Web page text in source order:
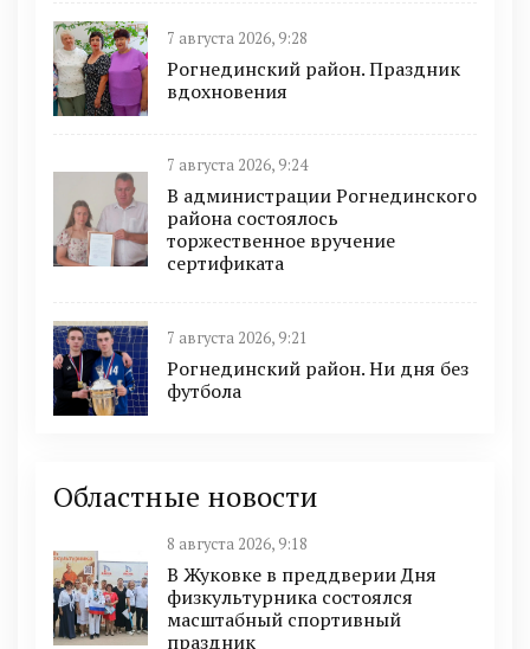
7 августа 2026, 9:28
Рогнединский район. Праздник
вдохновения
7 августа 2026, 9:24
В администрации Рогнединского
района состоялось
торжественное вручение
сертификата
7 августа 2026, 9:21
Рогнединский район. Ни дня без
футбола
Областные новости
8 августа 2026, 9:18
В Жуковке в преддверии Дня
физкультурника состоялся
масштабный спортивный
праздник